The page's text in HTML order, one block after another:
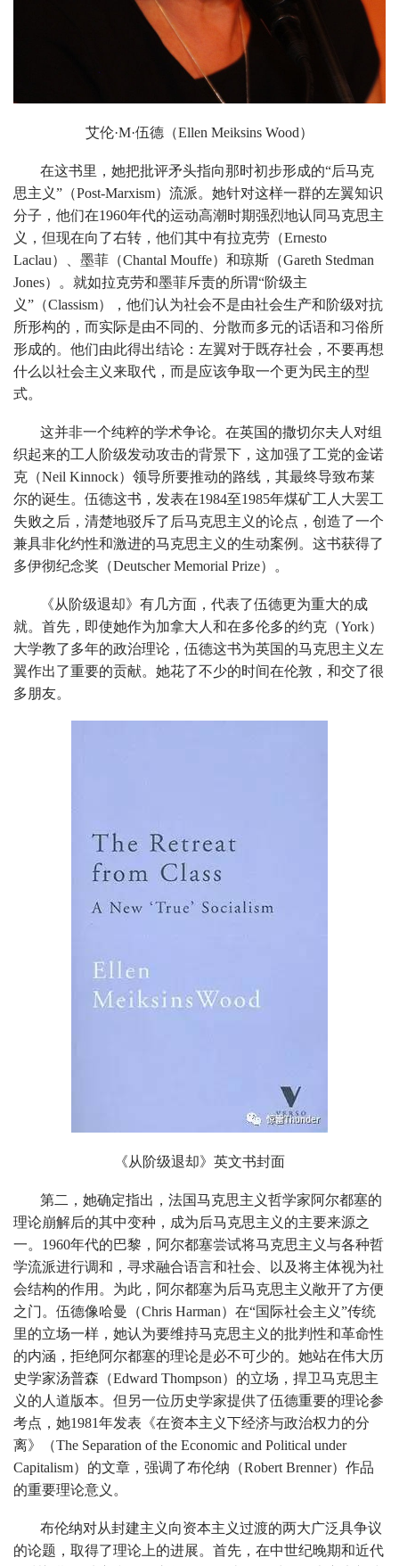
艾伦·M·伍德（Ellen Meiksins Wood）
在这书里，她把批评矛头指向那时初步形成的“后马克
思主义”（Post-Marxism）流派。她针对这样一群的左翼知识
分子，他们在1960年代的运动高潮时期强烈地认同马克思主
义，但现在向了右转，他们其中有拉克劳（Ernesto
Laclau）、墨菲（Chantal Mouffe）和琼斯（Gareth Stedman
Jones）。就如拉克劳和墨菲斥责的所谓“阶级主
义”（Classism），他们认为社会不是由社会生产和阶级对抗
所形构的，而实际是由不同的、分散而多元的话语和习俗所
形成的。他们由此得出结论：左翼对于既存社会，不要再想
什么以社会主义来取代，而是应该争取一个更为民主的型
式。
这并非一个纯粹的学术争论。在英国的撒切尔夫人对组
织起来的工人阶级发动攻击的背景下，这加强了工党的金诺
克（Neil Kinnock）领导所要推动的路线，其最终导致布莱
尔的诞生。伍德这书，发表在1984至1985年煤矿工人大罢工
失败之后，清楚地驳斥了后马克思主义的论点，创造了一个
兼具非化约性和激进的马克思主义的生动案例。这书获得了
多伊彻纪念奖（Deutscher Memorial Prize）。
《从阶级退却》有几方面，代表了伍德更为重大的成
就。首先，即使她作为加拿大人和在多伦多的约克（York）
大学教了多年的政治理论，伍德这书为英国的马克思主义左
翼作出了重要的贡献。她花了不少的时间在伦敦，和交了很
多朋友。
《从阶级退却》 英文书封面
第二，她确定指出，法国马克思主义哲学家阿尔都塞的
理论崩解后的其中变种，成为后马克思主义的主要来源之
一。1960年代的巴黎，阿尔都塞尝试将马克思主义与各种哲
学流派进行调和，寻求融合语言和社会、以及将主体视为社
会结构的作用。为此，阿尔都塞为后马克思主义敞开了方便
之门。伍德像哈曼（Chris Harman）在“国际社会主义”传统
里的立场一样，她认为要维持马克思主义的批判性和革命性
的内涵，拒绝阿尔都塞的理论是必不可少的。她站在伟大历
史学家汤普森（Edward Thompson）的立场，捍卫马克思主
义的人道版本。但另一位历史学家提供了伍德重要的理论参
考点，她1981年发表《在资本主义下经济与政治权力的分
离》（The Separation of the Economic and Political under
Capitalism）的文章，强调了布伦纳（Robert Brenner）作品
的重要理论意义。
布伦纳对从封建主义向资本主义过渡的两大广泛具争议
的论题，取得了理论上的进展。首先，在中世纪晚期和近代